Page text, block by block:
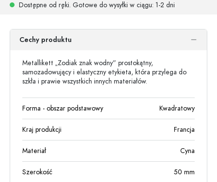
Dostępne od ręki. Gotowe do wysyłki w ciągu: 1-2 dni
Cechy produktu
Metallikett „Zodiak znak wodny” prostokątny,
samozadowujący i elastyczny etykieta, która przylega do
szkła i prawie wszystkich innych materiałów.
Forma - obszar podstawowy Kwadratowy
Kraj produkcji Francja
Materiał Cyna
Szerokość 50 mm